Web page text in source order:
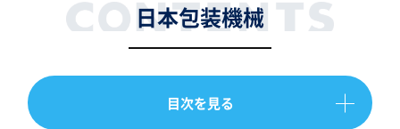
日本包装機械
目次を見る